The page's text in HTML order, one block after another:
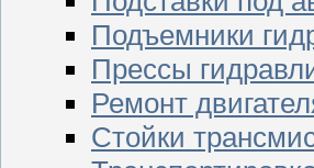
Подъемники
Прессы
Ремонт
Стойки